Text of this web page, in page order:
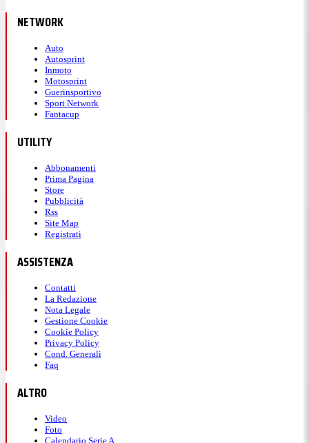
NETWORK
Auto
Autosprint
Inmoto
Motosprint
Guerinsportivo
Sport Network
Fantacup
UTILITY
Abbonamenti
Prima Pagina
Store
Pubblicità
Rss
Site Map
Registrati
ASSISTENZA
Contatti
La Redazione
Nota Legale
Gestione Cookie
Cookie Policy
Privacy Policy
Cond. Generali
Faq
ALTRO
Video
Foto
Calendario Serie A